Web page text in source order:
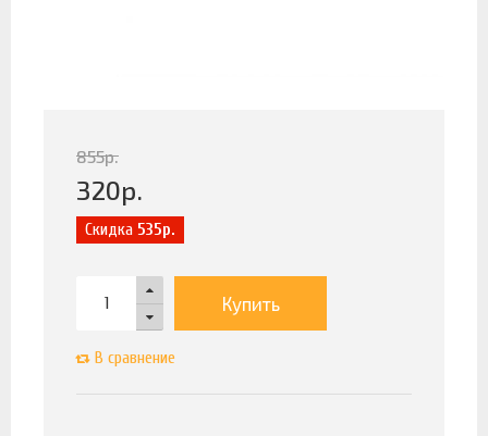
855р.
320р.
Скидка 535р.
Купить
В сравнение